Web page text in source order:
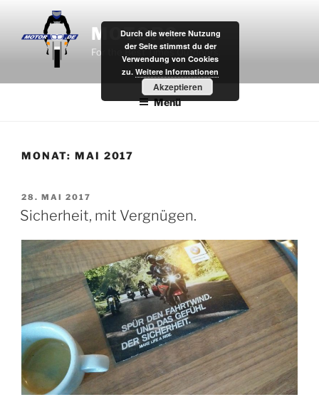
springen
MOTOR8
For the Best Times Outdoors.
Menü
MONAT: MAI 2017
VERÖFFENTLICHT
AM
28. MAI 2017
Sicherheit, mit Vergnügen.
Durch die weitere Nutzung
der Seite stimmst du der
Verwendung von Cookies
zu. Weitere Informationen
Akzeptieren